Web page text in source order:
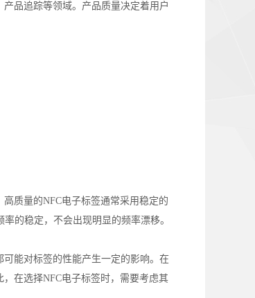
品追踪等领域。产品质量决定着用户
质量的NFC电子标签通常采用稳定的
的稳定，不会出现明显的频率漂移。
能对标签的性能产生一定的影响。在
在选择NFC电子标签时，需要考虑其